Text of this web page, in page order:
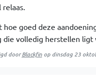
hoe goed deze
die volledig herstellen
doorBlackfinop dinsdag 23